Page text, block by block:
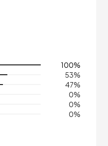
100%
53%
47%
0%
0%
0%